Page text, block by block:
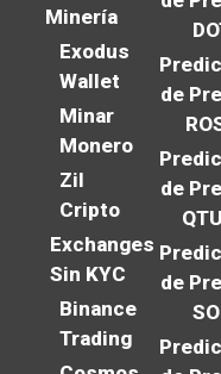
Minería
Exodus
Wallet
Minar
Monero
Zil
Cripto
Exchanges
Sin KYC
Binance
Trading
de
de
de